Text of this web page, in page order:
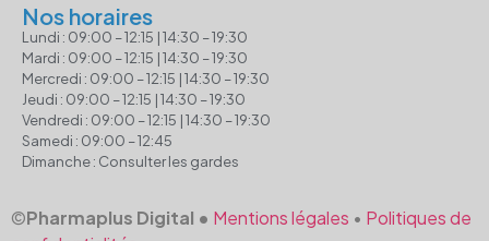
Nos horaires
Lundi : 09:00 – 12:15 | 14:30 – 19:30
Mardi : 09:00 – 12:15 | 14:30 – 19:30
Mercredi : 09:00 – 12:15 | 14:30 – 19:30
Jeudi : 09:00 – 12:15 | 14:30 – 19:30
Vendredi : 09:00 – 12:15 | 14:30 – 19:30
Samedi : 09:00 – 12:45
Dimanche : Consulter les gardes
©Pharmaplus Digital • Mentions légales • Politiques de